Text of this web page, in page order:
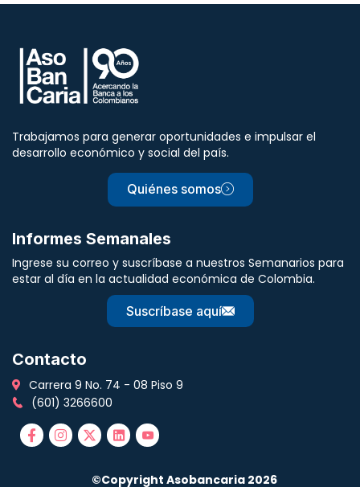
Trabajamos para generar oportunidades e impulsar el
desarrollo económico y social del país.
Quiénes somos
Informes Semanales
Ingrese su correo y suscríbase a nuestros Semanarios para
estar al día en la actualidad económica de Colombia.
Suscríbase aquí
Contacto
Carrera 9 No. 74 - 08 Piso 9
(601) 3266600
©Copyright Asobancaria 2026